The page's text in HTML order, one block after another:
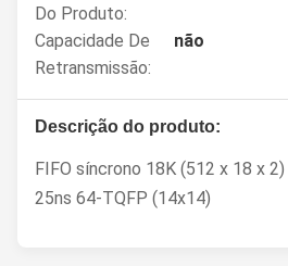
Do Produto:
Capacidade De
Retransmissão:
não
Descrição do produto:
FIFO síncrono 18K (512 x 18 x
25ns 64-TQFP (14x14)